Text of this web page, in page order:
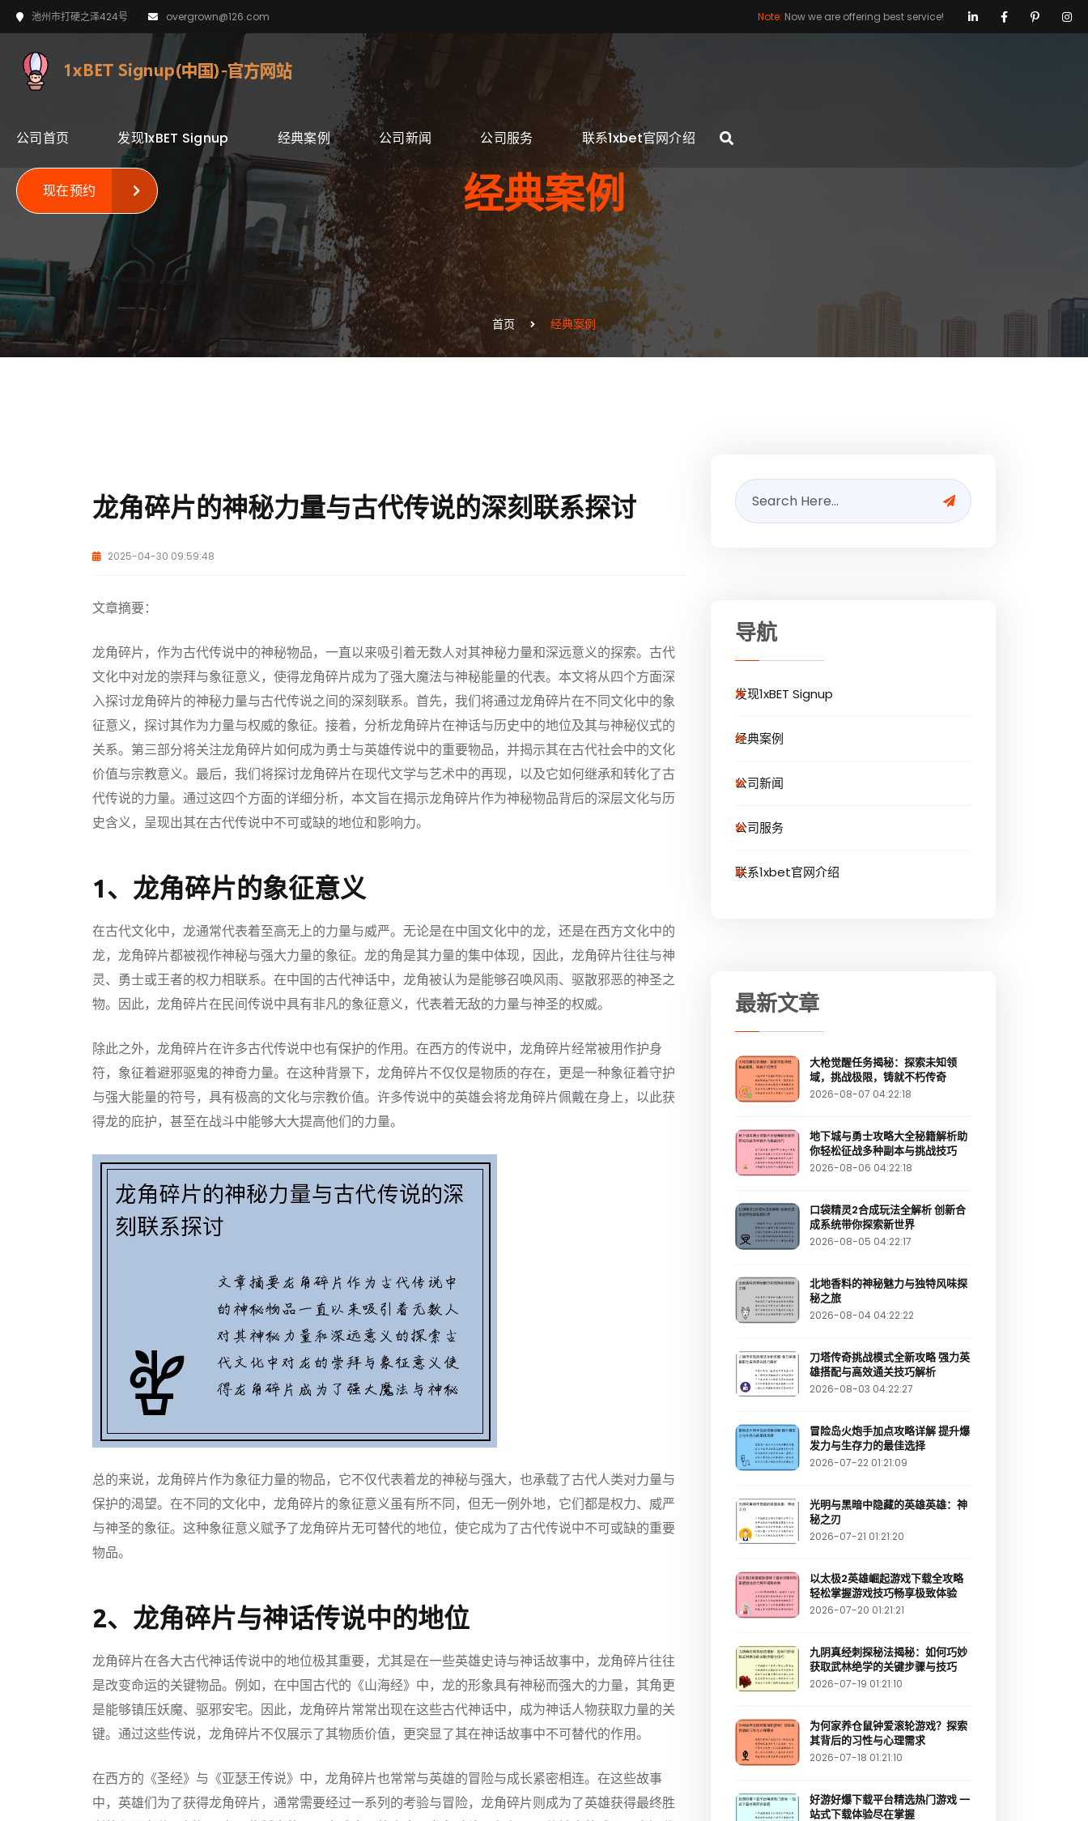
池州市打硬之泽424号 overgrown@126.com Note: Now we are offering best service!
公司首页 发现1xBET Signup 经典案例 公司新闻 公司服务 联系1xbet官网介绍
现在预约 经典案例
首页 经典案例
龙角碎片的神秘力量与古代传说的深刻联系探讨
2025-04-30 09:59:48
文章摘要：
龙角碎片，作为古代传说中的神秘物品，一直以来吸引着无数人对其神秘力量和深远意义的探索。古代
文化中对龙的崇拜与象征意义，使得龙角碎片成为了强大魔法与神秘能量的代表。本文将从四个方面深
入探讨龙角碎片的神秘力量与古代传说之间的深刻联系。首先，我们将通过龙角碎片在不同文化中的象
征意义，探讨其作为力量与权威的象征。接着，分析龙角碎片在神话与历史中的地位及其与神秘仪式的
关系。第三部分将关注龙角碎片如何成为勇士与英雄传说中的重要物品，并揭示其在古代社会中的文化
价值与宗教意义。最后，我们将探讨龙角碎片在现代文学与艺术中的再现，以及它如何继承和转化了古
代传说的力量。通过这四个方面的详细分析，本文旨在揭示龙角碎片作为神秘物品背后的深层文化与历
史含义，呈现出其在古代传说中不可或缺的地位和影响力。
1、龙角碎片的象征意义
在古代文化中，龙通常代表着至高无上的力量与威严。无论是在中国文化中的龙，还是在西方文化中的
龙，龙角碎片都被视作神秘与强大力量的象征。龙的角是其力量的集中体现，因此，龙角碎片往往与神
灵、勇士或王者的权力相联系。在中国的古代神话中，龙角被认为是能够召唤风雨、驱散邪恶的神圣之
物。因此，龙角碎片在民间传说中具有非凡的象征意义，代表着无敌的力量与神圣的权威。
除此之外，龙角碎片在许多古代传说中也有保护的作用。在西方的传说中，龙角碎片经常被用作护身
符，象征着避邪驱鬼的神奇力量。在这种背景下，龙角碎片不仅仅是物质的存在，更是一种象征着守护
与强大能量的符号，具有极高的文化与宗教价值。许多传说中的英雄会将龙角碎片佩戴在身上，以此获
得龙的庇护，甚至在战斗中能够大大提高他们的力量。
总的来说，龙角碎片作为象征力量的物品，它不仅代表着龙的神秘与强大，也承载了古代人类对力量与
保护的渴望。在不同的文化中，龙角碎片的象征意义虽有所不同，但无一例外地，它们都是权力、威严
与神圣的象征。这种象征意义赋予了龙角碎片无可替代的地位，使它成为了古代传说中不可或缺的重要
物品。
2、龙角碎片与神话传说中的地位
龙角碎片在各大古代神话传说中的地位极其重要，尤其是在一些英雄史诗与神话故事中，龙角碎片往往
是改变命运的关键物品。例如，在中国古代的《山海经》中，龙的形象具有神秘而强大的力量，其角更
是能够镇压妖魔、驱邪安宅。因此，龙角碎片常常出现在这些古代神话中，成为神话人物获取力量的关
键。通过这些传说，龙角碎片不仅展示了其物质价值，更突显了其在神话故事中不可替代的作用。
在西方的《圣经》与《亚瑟王传说》中，龙角碎片也常常与英雄的冒险与成长紧密相连。在这些故事
中，英雄们为了获得龙角碎片，通常需要经过一系列的考验与冒险，龙角碎片则成为了英雄获得最终胜
导航
发现1xBET Signup
经典案例
公司新闻
公司服务
联系1xbet官网介绍
最新文章
大枪觉醒任务揭秘：探索未知领
域，挑战极限，铸就不朽传奇
2026-08-07 04:22:18
地下城与勇士攻略大全秘籍解析助
你轻松征战多种副本与挑战技巧
2026-08-06 04:22:18
口袋精灵2合成玩法全解析 创新合
成系统带你探索新世界
2026-08-05 04:22:17
北地香料的神秘魅力与独特风味探
秘之旅
2026-08-04 04:22:22
刀塔传奇挑战模式全新攻略 强力英
雄搭配与高效通关技巧解析
2026-08-03 04:22:27
冒险岛火炮手加点攻略详解 提升爆
发力与生存力的最佳选择
2026-07-22 01:21:09
光明与黑暗中隐藏的英雄英雄：神
秘之刃
2026-07-21 01:21:20
以太极2英雄崛起游戏下载全攻略
轻松掌握游戏技巧畅享极致体验
2026-07-20 01:21:21
九阴真经刺探秘法揭秘：如何巧妙
获取武林绝学的关键步骤与技巧
2026-07-19 01:21:10
为何家养仓鼠钟爱滚轮游戏？探索
其背后的习性与心理需求
2026-07-18 01:21:10
好游好爆下载平台精选热门游戏 一
站式下载体验尽在掌握